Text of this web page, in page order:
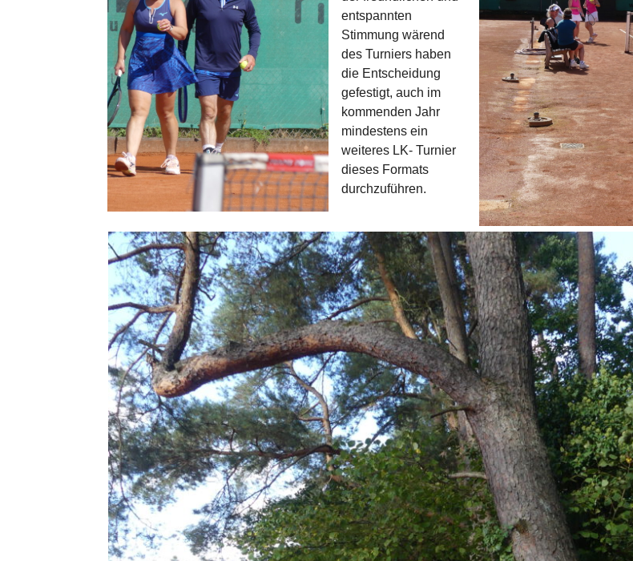
entspannten
Stimmung wärend
des Turniers haben
die Entscheidung
gefestigt, auch im
kommenden Jahr
mindestens ein
weiteres LK- Turnier
dieses Formats
durchzuführen.